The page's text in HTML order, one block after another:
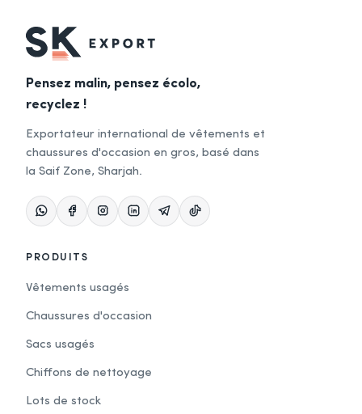
Pensez malin, pensez écolo,
recyclez !
Exportateur international de vêtements et
chaussures d'occasion en gros, basé dans
la Saif Zone, Sharjah.
PRODUITS
Vêtements usagés
Chaussures d'occasion
Sacs usagés
Chiffons de nettoyage
Lots de stock